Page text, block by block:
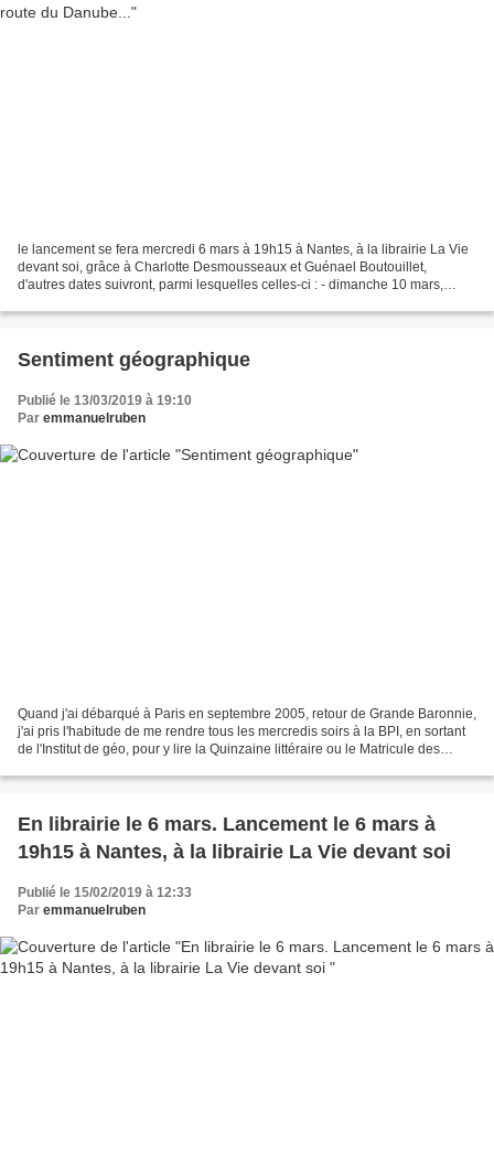
le lancement se fera mercredi 6 mars à 19h15 à Nantes, à la librairie La Vie
devant soi, grâce à Charlotte Desmousseaux et Guénael Boutouillet,
d'autres dates suivront, parmi lesquelles celles-ci : - dimanche 10 mars,
Sentiment géographique
Publié le 13/03/2019 à 19:10
Par emmanuelruben
Quand j'ai débarqué à Paris en septembre 2005, retour de Grande Baronnie,
j'ai pris l'habitude de me rendre tous les mercredis soirs à la BPI, en sortant
de l'Institut de géo, pour y lire la Quinzaine littéraire ou le Matricule des
En librairie le 6 mars. Lancement le 6 mars à
19h15 à Nantes, à la librairie La Vie devant soi
Publié le 15/02/2019 à 12:33
Par emmanuelruben